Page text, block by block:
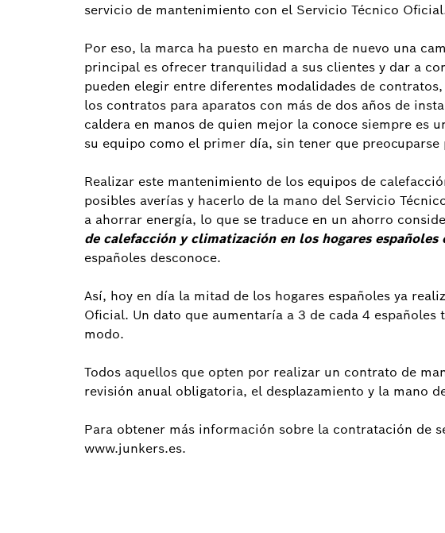
servicio de mantenimiento con el Servicio Técnico
Por eso, la marca ha puesto en marcha de nuevo una
principal es ofrecer tranquilidad a sus clientes y dar a
pueden elegir entre diferentes modalidades de
los contratos para aparatos con más de dos años de
caldera en manos de quien mejor la conoce siempre es
su equipo como el primer día, sin tener que
Realizar este mantenimiento de los equipos de
posibles averías y hacerlo de la mano del Servicio
a ahorrar energía, lo que se traduce en un ahorro
de calefacción y climatización en los hogares españoles
españoles desconoce.
Así, hoy en día la mitad de los hogares españoles ya
Oficial. Un dato que aumentaría a 3 de cada 4
modo.
Todos aquellos que opten por realizar un contrato de
revisión anual obligatoria, el desplazamiento y la mano
Para obtener más información sobre la contratación de
www.junkers.es.